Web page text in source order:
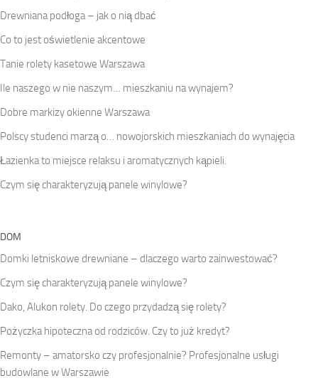
Drewniana podłoga – jak o nią dbać
Co to jest oświetlenie akcentowe
Tanie rolety kasetowe Warszawa
Ile naszego w nie naszym… mieszkaniu na wynajem?
Dobre markizy okienne Warszawa
Polscy studenci marzą o… nowojorskich mieszkaniach do wynajęcia
Łazienka to miejsce relaksu i aromatycznych kąpieli.
Czym się charakteryzują panele winylowe?
DOM
Domki letniskowe drewniane – dlaczego warto zainwestować?
Czym się charakteryzują panele winylowe?
Dako, Alukon rolety. Do czego przydadzą się rolety?
Pożyczka hipoteczna od rodziców. Czy to już kredyt?
Remonty – amatorsko czy profesjonalnie? Profesjonalne usługi
budowlane w Warszawie